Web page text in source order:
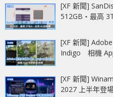
[XF 新聞]
512GB‧最高
[XF 新聞]
Indigo 相機
[XF 新聞]
2027 上半年登